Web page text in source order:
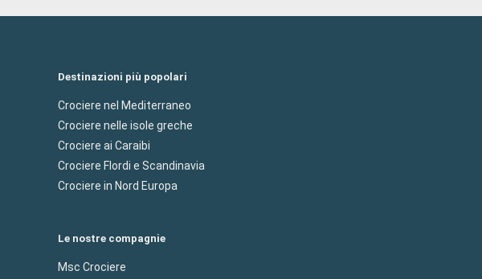
Destinazioni più popolari
Crociere nel Mediterraneo
Crociere nelle isole greche
Crociere ai Caraibi
Crociere Flordi e Scandinavia
Crociere in Nord Europa
Le nostre compagnie
Msc Crociere